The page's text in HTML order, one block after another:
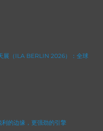
展（ILA BERLIN 2026）：全球
的边缘，更强劲的引擎